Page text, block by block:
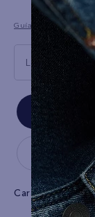
Guía de tallas
L
Características